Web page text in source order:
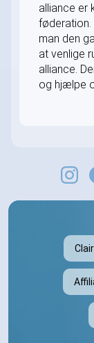
alliance er
føderation.
man den
at venlige
alliance.
og hjælpe